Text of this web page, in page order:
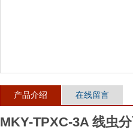
产品介绍 在线留言
MKY-TPXC-3A 线虫